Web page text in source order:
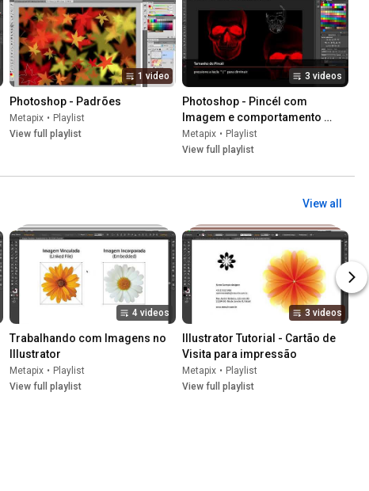
1 video
Photoshop - Padrões
Metapix • Playlist
View full playlist
3 videos
Photoshop - Pincél com
Imagem e comportamento
dinâmico
Metapix • Playlist
View full playlist
View all
4 videos
Trabalhando com Imagens no
Illustrator
Metapix • Playlist
View full playlist
3 videos
Illustrator Tutorial - Cartão de
Visita para impressão
Metapix • Playlist
View full playlist